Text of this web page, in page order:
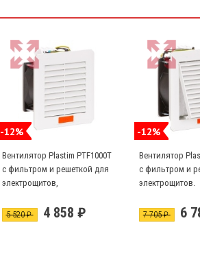
-12%
Вентилятор Plastim PTF1000T
с фильтром и решеткой для
электрощитов,
час
5 520 ₽ 4 858 ₽
-12%
Вентилятор
с фильтром и
электрощитов.
час
7 705 ₽ 6